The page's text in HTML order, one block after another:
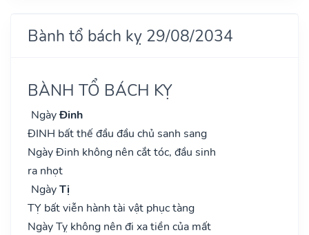
Bành tổ bách kỵ 29/08/2034
BÀNH TỔ BÁCH KỴ
NgàyĐinh
ĐINH bất thế đầu đầu chủ sanh sang
Ngày Đinh không nên cắt tóc, đầu sinh
ra nhọt
NgàyTị
TỴ bất viễn hành tài vật phục tàng
Ngày Tỵ không nên đi xa tiền của mất